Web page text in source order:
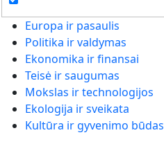
Europa ir pasaulis
Politika ir valdymas
Ekonomika ir finansai
Teisė ir saugumas
Mokslas ir technologijos
Ekologija ir sveikata
Kultūra ir gyvenimo būdas